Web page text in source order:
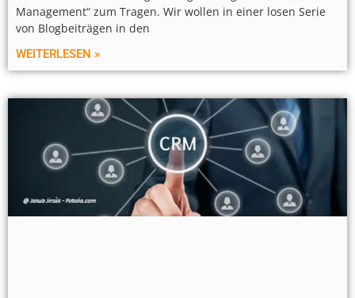
Management“ zum Tragen. Wir wollen in einer losen Serie
von Blogbeiträgen in den
WEITERLESEN »